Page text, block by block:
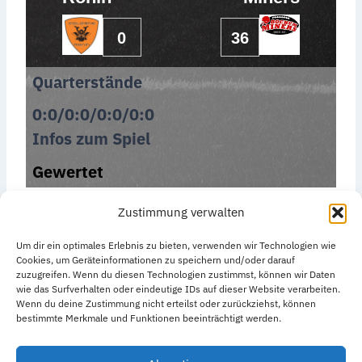
Zustimmung verwalten
Um dir ein optimales Erlebnis zu bieten, verwenden wir Technologien wie
Cookies, um Geräteinformationen zu speichern und/oder darauf
zuzugreifen. Wenn du diesen Technologien zustimmst, können wir Daten
wie das Surfverhalten oder eindeutige IDs auf dieser Website verarbeiten.
Wenn du deine Zustimmung nicht erteilst oder zurückziehst, können
bestimmte Merkmale und Funktionen beeinträchtigt werden.
0 36
Quarterstände
0:0/0:0/0:0/0:0
Infos zum Spiel
Gewertet
Datenschutzerklärung
Impressum
Cookie-Richtlinie (EU)